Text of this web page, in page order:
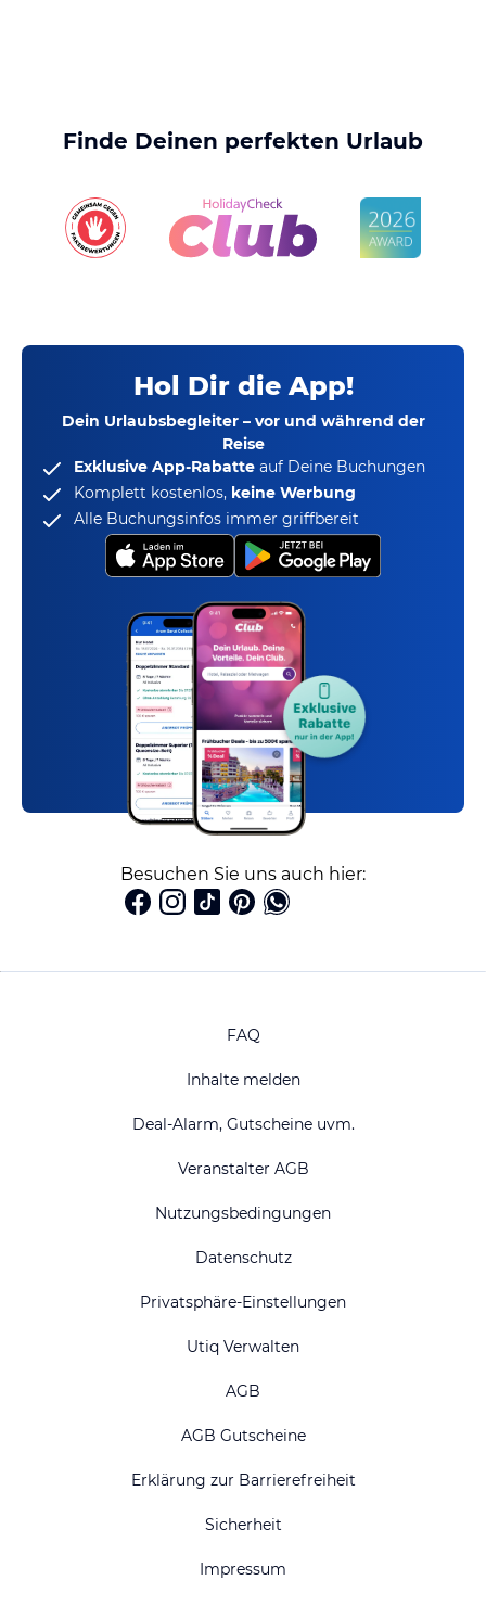
Finde Deinen perfekten Urlaub
Hol Dir die App!
Dein Urlaubsbegleiter – vor und während der
Reise
Exklusive App-Rabatte auf Deine Buchungen
Komplett kostenlos, keine Werbung
Alle Buchungsinfos immer griffbereit
Besuchen Sie uns auch hier:
FAQ
Inhalte melden
Deal-Alarm, Gutscheine uvm.
Veranstalter AGB
Nutzungsbedingungen
Datenschutz
Privatsphäre-Einstellungen
Utiq Verwalten
AGB
AGB Gutscheine
Erklärung zur Barrierefreiheit
Sicherheit
Impressum